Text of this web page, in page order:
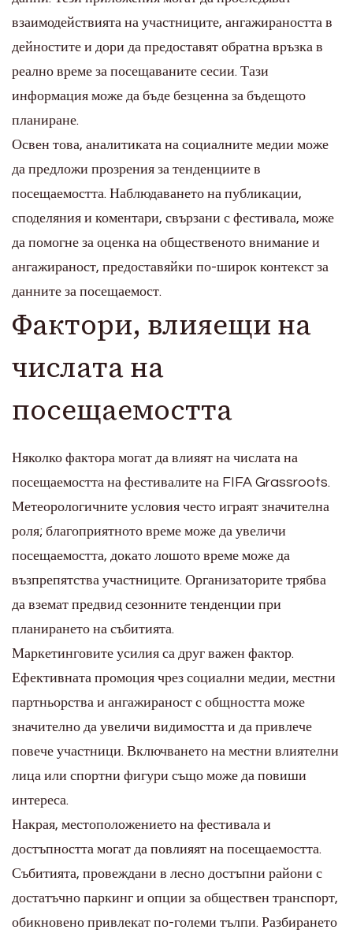
взаимодействията на участниците, ангажираността в
дейностите и дори да предоставят обратна връзка в
реално време за посещаваните сесии. Тази
информация може да бъде безценна за бъдещото
планиране.
Освен това, аналитиката на социалните медии може
да предложи прозрения за тенденциите в
посещаемостта. Наблюдаването на публикации,
споделяния и коментари, свързани с фестивала, може
да помогне за оценка на общественото внимание и
ангажираност, предоставяйки по-широк контекст за
данните за посещаемост.
Фактори, влияещи на
числата на
посещаемостта
Няколко фактора могат да влияят на числата на
посещаемостта на фестивалите на FIFA Grassroots.
Метеорологичните условия често играят значителна
роля; благоприятното време може да увеличи
посещаемостта, докато лошото време може да
възпрепятства участниците. Организаторите трябва
да вземат предвид сезонните тенденции при
планирането на събитията.
Маркетинговите усилия са друг важен фактор.
Ефективната промоция чрез социални медии, местни
партньорства и ангажираност с общността може
значително да увеличи видимостта и да привлече
повече участници. Включването на местни влиятелни
лица или спортни фигури също може да повиши
интереса.
Накрая, местоположението на фестивала и
достъпността могат да повлияят на посещаемостта.
Събитията, провеждани в лесно достъпни райони с
достатъчно паркинг и опции за обществен транспорт,
обикновено привлекат по-големи тълпи. Разбирането